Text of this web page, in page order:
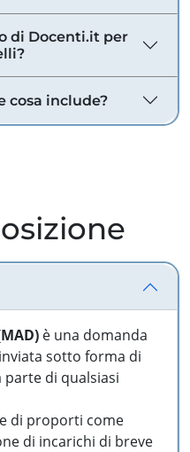
di Docenti.it per
cosa include?
è una domanda
sotto forma di
di qualsiasi
di proporti come
di incarichi di breve